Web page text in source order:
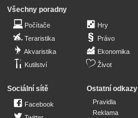
Všechny poradny
Počítače
Teraristika
Akvaristika
Kutilství
Hry
Právo
Ekonomika
Život
Sociální sítě
Facebook
Ostatní odkazy
Pravidla
Reklama